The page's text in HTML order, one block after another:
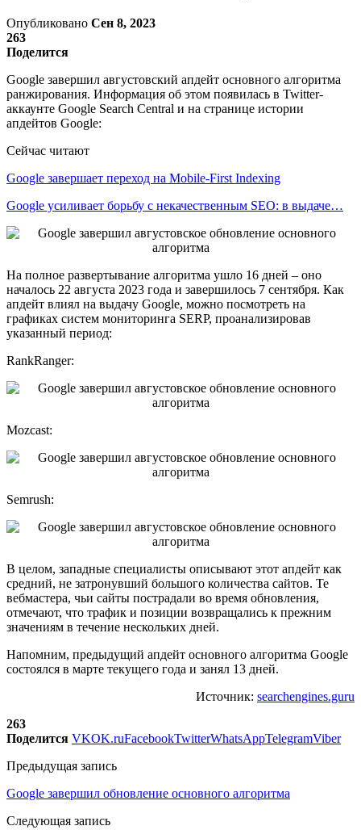
Опубликовано Сен 8, 2023
263
Поделится
Google завершил августовский апдейт основного алгоритма
ранжирования. Информация об этом появилась в Twitter-
аккаунте Google Search Central и на странице истории
апдейтов Google:
Сейчас читают
Google завершает переход на Mobile-First Indexing
Google усиливает борьбу с некачественным SEO: в выдаче…
На полное развертывание алгоритма ушло 16 дней – оно
началось 22 августа 2023 года и завершилось 7 сентября. Как
апдейт влиял на выдачу Google, можно посмотреть на
графиках систем мониторинга SERP, проанализировав
указанный период:
RankRanger:
Mozcast:
Semrush:
В целом, западные специалисты описывают этот апдейт как
средний, не затронувший большого количества сайтов. Те
вебмастера, чьи сайты пострадали во время обновления,
отмечают, что трафик и позиции возвращались к прежним
значениям в течение нескольких дней.
Напомним, предыдущий апдейт основного алгоритма Google
состоялся в марте текущего года и занял 13 дней.
Источник: searchengines.guru
263
Поделится VKOK.ruFacebookTwitterWhatsAppTelegramViber
Предыдущая запись
Google завершил обновление основного алгоритма
Следующая запись